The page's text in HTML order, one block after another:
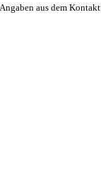
aus dem